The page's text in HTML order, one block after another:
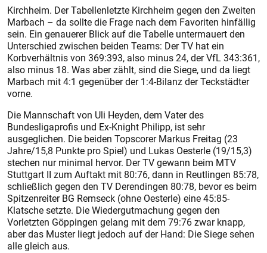
Kirchheim. Der Tabellenletzte Kirchheim gegen den Zweiten
Marbach – da sollte die Frage nach dem Favoriten hinfällig
sein. Ein genauerer Blick auf die Tabelle untermauert den
Unterschied zwischen beiden Teams: Der TV hat ein
Korbverhältnis von 369:393, also minus 24, der VfL 343:361,
also minus 18. Was aber zählt, sind die Siege, und da liegt
Marbach mit 4:1 gegenüber der 1:4-Bilanz der Teckstädter
vorne.
Die Mannschaft von Uli Heyden, dem Vater des
Bundesligaprofis und Ex-Knight Philipp, ist sehr
ausgeglichen. Die beiden Topscorer Markus Freitag (23
Jahre/15,8 Punkte pro Spiel) und Lukas Oesterle (19/15,3)
stechen nur minimal hervor. Der TV gewann beim MTV
Stuttgart II zum Auftakt mit 80:76, dann in Reutlingen 85:78,
schließlich gegen den TV Derendingen 80:78, bevor es beim
Spitzenreiter BG Remseck (ohne Oesterle) eine 45:85-
Klatsche setzte. Die Wiedergutmachung gegen den
Vorletzten Göppingen gelang mit dem 79:76 zwar knapp,
aber das Muster liegt jedoch auf der Hand: Die Siege sehen
alle gleich aus.